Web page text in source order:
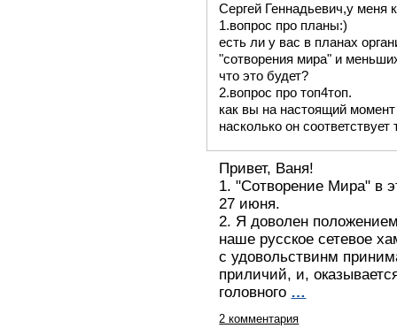
Сергей Геннадьевич,у меня
1.вопрос про планы:)
есть ли у вас в планах
"сотворения мира" и
что это будет?
2.вопрос про топ4топ.
как вы на настоящий
насколько он
Привет, Ваня!
1. "Сотворение Мира" в
27 июня.
2. Я доволен
наше русское сетевое
с удовольствинм
приличий, и,
головного …
2 комментария